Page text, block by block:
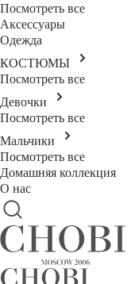
Посмотреть все
Аксессуары
Одежда
КОСТЮМЫ
Посмотреть все
Девочки
Посмотреть все
Мальчики
Посмотреть все
Домашняя коллекция
О нас